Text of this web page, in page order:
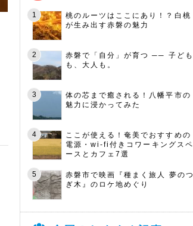
桃のルーツはここにあり！？白桃
が生み出す赤磐の魅力
赤磐で「自分」が育つ ── 子ども
も、大人も。
体の芯まで癒される！八幡平市の
魅力に浸かってみた
ここが使える！奄美でおすすめの
電源・wi-fi付きコワーキングスペ
ースとカフェ7選
赤磐市で映画『種まく旅人 夢のつ
ぎ木』のロケ地めぐり